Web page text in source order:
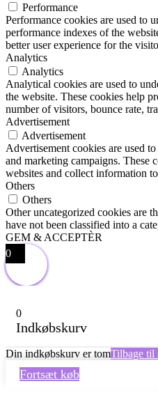
Performance
Performance cookies are used to
performance indexes of the
better user experience for the
Analytics
Analytics
Analytical cookies are used to
the website. These cookies help
number of visitors, bounce rate,
Advertisement
Advertisement
Advertisement cookies are used
and marketing campaigns. These
websites and collect information
Others
Others
Other uncategorized cookies are
have not been classified into a
GEM & ACCEPTÈR
0
0
Indkøbskurv
Din indkøbskurv er tomTilbage til
Fortsæt køb